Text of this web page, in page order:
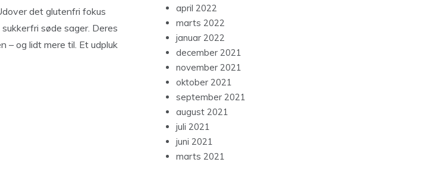
det glutenfri fokus
søde sager. Deres
– og lidt mere til. Et udpluk
april 2022
marts 2022
januar 2022
december 2021
november 2021
oktober 2021
september 2021
august 2021
juli 2021
juni 2021
marts 2021